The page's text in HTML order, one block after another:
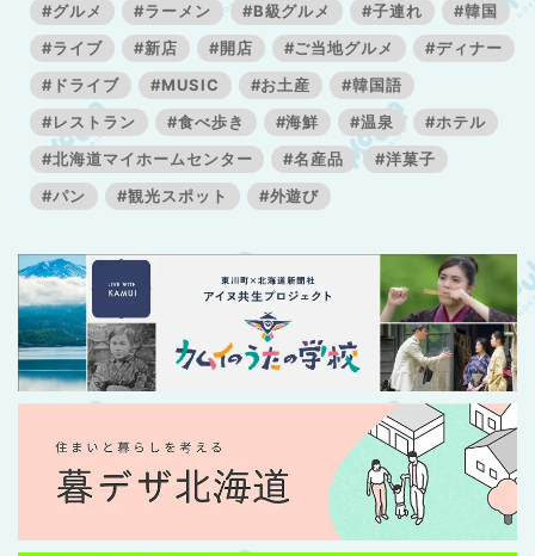
#グルメ
#ラーメン #B級グルメ #子連れ
#韓国
#ライブ
#新店 #開店 #ご当地グルメ
#ディナー
#ドライブ
#MUSIC #お土産
#韓国語
#レストラン
#食べ歩き #海鮮 #温泉
#ホテル
#北海道マイホームセンター
#名産品
#洋菓子
#パン
#観光スポット #外遊び